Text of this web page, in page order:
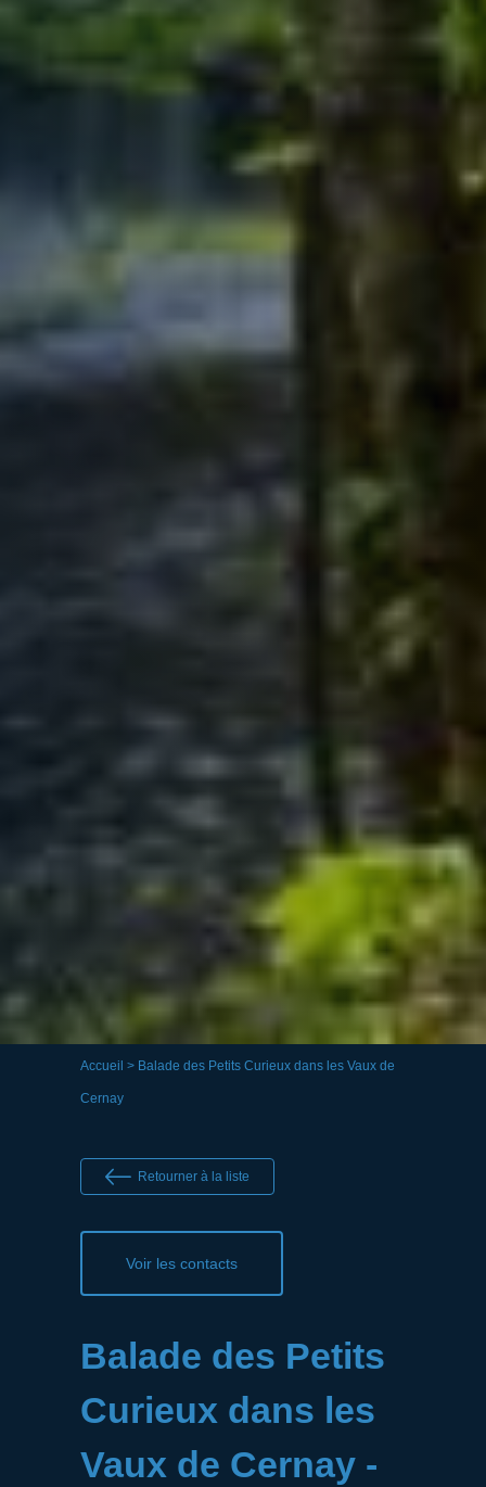
Accueil > Balade des Petits Curieux dans les Vaux de
Cernay
Retourner à la liste
Voir les contacts
Balade des Petits
Curieux dans les
Vaux de Cernay -